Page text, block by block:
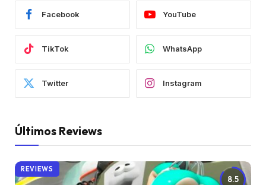
Facebook YouTube
TikTok WhatsApp
Twitter Instagram
Últimos Reviews
8.5
REVIEWS